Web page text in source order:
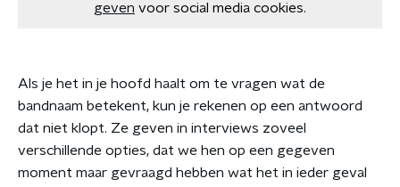
geven voor social media cookies.
Als je het in je hoofd haalt om te vragen wat de
bandnaam betekent, kun je rekenen op een antwoord
dat niet klopt. Ze geven in interviews zoveel
verschillende opties, dat we hen op een gegeven
moment maar gevraagd hebben wat het in ieder geval